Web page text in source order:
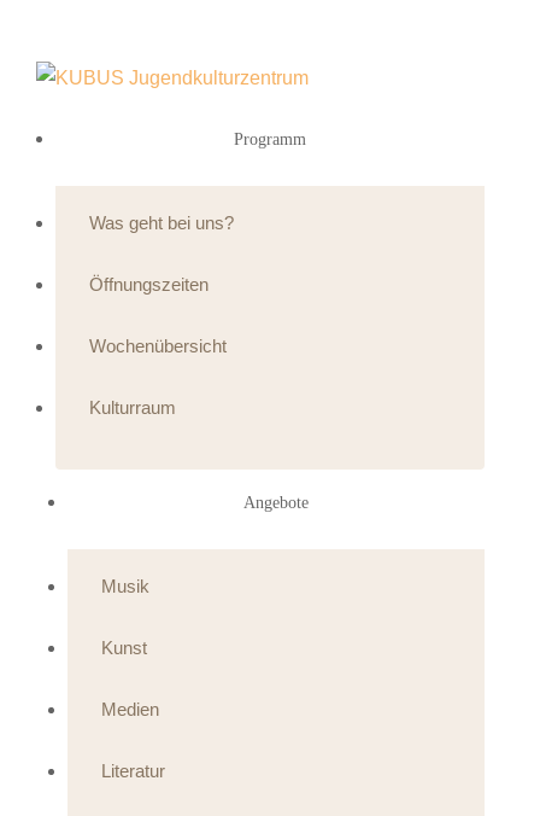
Programm
Was geht bei uns?
Öffnungszeiten
Wochenübersicht
Kulturraum
Angebote
Musik
Kunst
Medien
Literatur